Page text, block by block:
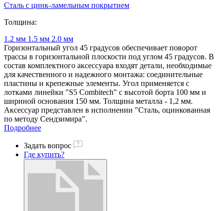
Сталь с цинк-ламельным покрытием
Толщина:
1.2 мм 1.5 мм 2.0 мм
Горизонтальный угол 45 градусов обеспечивает поворот
трассы в горизонтальной плоскости под углом 45 градусов. В
состав комплектного аксессуара входят детали, необходимые
для качественного и надежного монтажа: соединительные
пластины и крепежные элементы. Угол применяется с
лотками линейки "S5 Combitech" с высотой борта 100 мм и
шириной основания 150 мм. Толщина металла - 1,2 мм.
Аксессуар представлен в исполнении "Сталь, оцинкованная
по методу Сендзимира".
Подробнее
Задать вопрос
Где купить?